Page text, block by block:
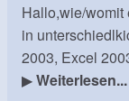
Hallo,wie/womit
in
2003, Excel
▶Weiterlesen...